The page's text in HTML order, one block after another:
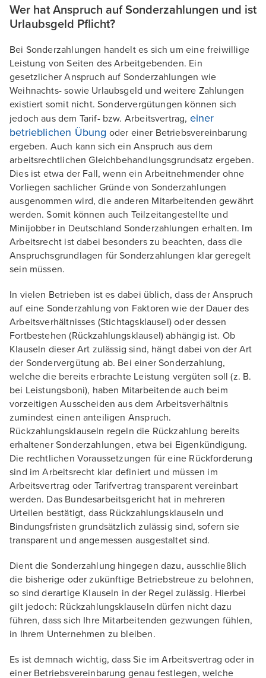
Wer hat Anspruch auf Sonderzahlungen und ist
Urlaubsgeld Pflicht?
Bei Sonderzahlungen handelt es sich um eine freiwillige
Leistung von Seiten des Arbeitgebenden. Ein
gesetzlicher Anspruch auf Sonderzahlungen wie
Weihnachts- sowie Urlaubsgeld und weitere Zahlungen
existiert somit nicht. Sondervergütungen können sich
jedoch aus dem Tarif- bzw. Arbeitsvertrag, einer
betrieblichen Übung oder einer Betriebsvereinbarung
ergeben. Auch kann sich ein Anspruch aus dem
arbeitsrechtlichen Gleichbehandlungsgrundsatz ergeben.
Dies ist etwa der Fall, wenn ein Arbeitnehmender ohne
Vorliegen sachlicher Gründe von Sonderzahlungen
ausgenommen wird, die anderen Mitarbeitenden gewährt
werden. Somit können auch Teilzeitangestellte und
Minijobber in Deutschland Sonderzahlungen erhalten. Im
Arbeitsrecht ist dabei besonders zu beachten, dass die
Anspruchsgrundlagen für Sonderzahlungen klar geregelt
sein müssen.
In vielen Betrieben ist es dabei üblich, dass der Anspruch
auf eine Sonderzahlung von Faktoren wie der Dauer des
Arbeitsverhältnisses (Stichtagsklausel) oder dessen
Fortbestehen (Rückzahlungsklausel) abhängig ist. Ob
Klauseln dieser Art zulässig sind, hängt dabei von der Art
der Sondervergütung ab. Bei einer Sonderzahlung,
welche die bereits erbrachte Leistung vergüten soll (z. B.
bei Leistungsboni), haben Mitarbeitende auch beim
vorzeitigen Ausscheiden aus dem Arbeitsverhältnis
zumindest einen anteiligen Anspruch.
Rückzahlungsklauseln regeln die Rückzahlung bereits
erhaltener Sonderzahlungen, etwa bei Eigenkündigung.
Die rechtlichen Voraussetzungen für eine Rückforderung
sind im Arbeitsrecht klar definiert und müssen im
Arbeitsvertrag oder Tarifvertrag transparent vereinbart
werden. Das Bundesarbeitsgericht hat in mehreren
Urteilen bestätigt, dass Rückzahlungsklauseln und
Bindungsfristen grundsätzlich zulässig sind, sofern sie
transparent und angemessen ausgestaltet sind.
Dient die Sonderzahlung hingegen dazu, ausschließlich
die bisherige oder zukünftige Betriebstreue zu belohnen,
so sind derartige Klauseln in der Regel zulässig. Hierbei
gilt jedoch: Rückzahlungsklauseln dürfen nicht dazu
führen, dass sich Ihre Mitarbeitenden gezwungen fühlen,
in Ihrem Unternehmen zu bleiben.
Es ist demnach wichtig, dass Sie im Arbeitsvertrag oder in
einer Betriebsvereinbarung genau festlegen, welche